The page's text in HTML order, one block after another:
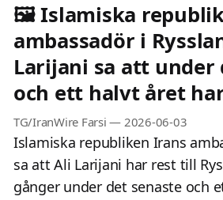
🖼 Islamiska
ambassadör i
Larijani sa att under
och ett halvt året
TG/IranWire Farsi — 2026-06-03
Islamiska republiken Irans
sa att Ali Larijani har rest till
gånger under det senaste och